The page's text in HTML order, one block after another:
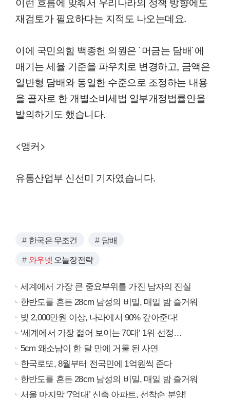
재검토가 필요하다는 지적도 나오는데요.
이에 국민의힘 백종헌 의원은 `머금는 담배`에
매기는 세율 기준을 파우치로 변경하고, 금액은
일반형 담배와 동일한 수준으로 조정하는 내용
을 골자로 한 개별소비세법 일부개정법률안을
발의하기도 했습니다.
<앵커>
유통산업부 신선미 기자였습니다.
한국은 무조건 담배
와우넷 오늘장전략
세계에서 가장 큰 중요부위를 가진 남자의 진실
한반도를 흔든 28cm 남성의 비밀, 매일 밤 즐거워
빚 2,000만원 이상, 나라에서 90% 갚아준다!
‘세계에서 가장 젊어 보이는 70대’ 1위 선정…
5cm 왜소남이 한 달 만에 거물 된 사연
한국로또, 8월부터 전국민에 1억원씩 준다
한반도를 흔든 28cm 남성의 비밀, 매일 밤 즐거워
서울 마지막 ‘7억대’ 신축 아파트, 선착순 분양!